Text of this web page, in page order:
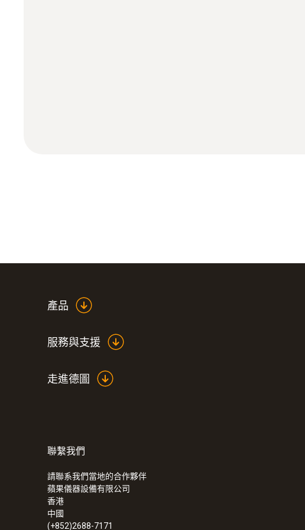
產品
服務與支援
走進德圖
聯繫我們
請聯系我們當地的合作夥伴
蘋果儀器設備有限公司
香港
中國
(+852)2688-7171